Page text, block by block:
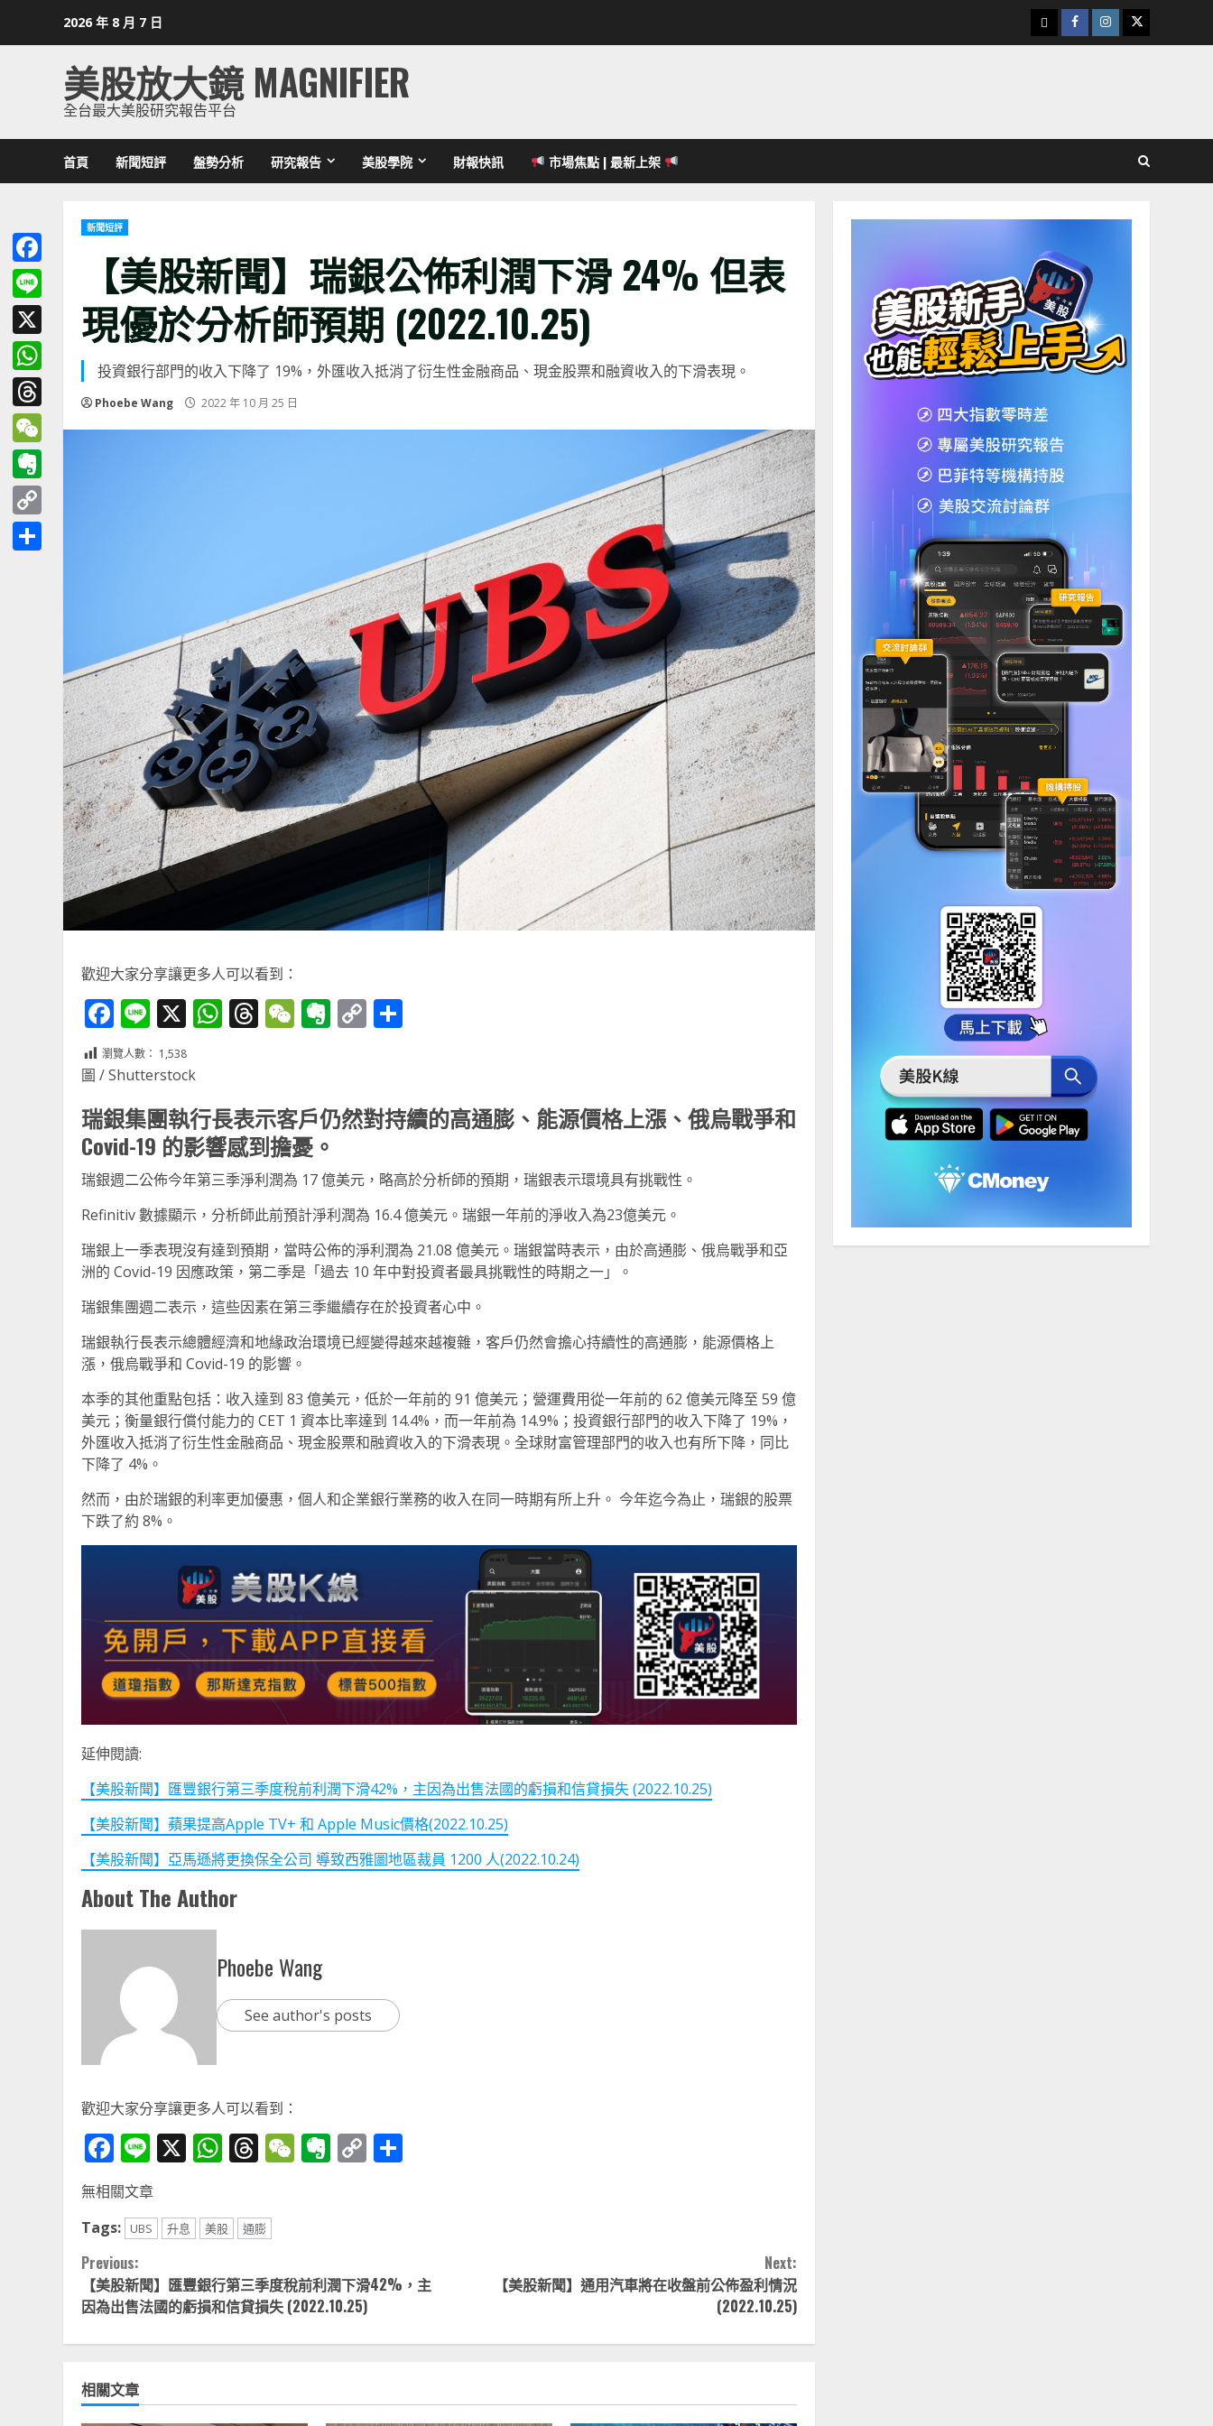
2026 年 8 月 7 日
下
載
Facebook
Instagram
Twitter
美股放大鏡 MAGNIFIER
全台最大美股研究報告平台
首頁 新聞短評 盤勢分析 研究報告 美股學院 財報快訊 市場焦點 | 最新上架
新聞短評
【美股新聞】瑞銀公佈利潤下滑 24% 但表
現優於分析師預期 (2022.10.25)
投資銀行部門的收入下降了 19%，外匯收入抵消了衍生性金融商品、現金股票和融資收入的下滑表現。
Phoebe Wang 2022 年 10 月 25 日
歡迎大家分享讓更多人可以看到：
Facebook
Line
X WhatsApp
Threads
WeChat
Evernote
Copy
瀏覽人數： 1,538
圖 / Shutterstock
瑞銀集團執行長表示客戶仍然對持續的高通膨、能源價格上漲、俄烏戰爭和
Covid-19 的影響感到擔憂。
瑞銀週二公佈今年第三季淨利潤為 17 億美元，略高於分析師的預期，瑞銀表示環境具有挑戰性。
Refinitiv 數據顯示，分析師此前預計淨利潤為 16.4 億美元。瑞銀一年前的淨收入為23億美元。
瑞銀上一季表現沒有達到預期，當時公佈的淨利潤為 21.08 億美元。瑞銀當時表示，由於高通膨、俄烏戰爭和亞
洲的 Covid-19 因應政策，第二季是「過去 10 年中對投資者最具挑戰性的時期之一」。
瑞銀集團週二表示，這些因素在第三季繼續存在於投資者心中。
瑞銀執行長表示總體經濟和地緣政治環境已經變得越來越複雜，客戶仍然會擔心持續性的高通膨，能源價格上
漲，俄烏戰爭和 Covid-19 的影響。
本季的其他重點包括：收入達到 83 億美元，低於一年前的 91 億美元；營運費用從一年前的 62 億美元降至 59 億
美元；衡量銀行償付能力的 CET 1 資本比率達到 14.4%，而一年前為 14.9%；投資銀行部門的收入下降了 19%，
外匯收入抵消了衍生性金融商品、現金股票和融資收入的下滑表現。全球財富管理部門的收入也有所下降，同比
下降了 4%。
然而，由於瑞銀的利率更加優惠，個人和企業銀行業務的收入在同一時期有所上升。 今年迄今為止，瑞銀的股票
下跌了約 8%。
延伸閱讀:
【美股新聞】匯豐銀行第三季度稅前利潤下滑42%，主因為出售法國的虧損和信貸損失 (2022.10.25)
【美股新聞】蘋果提高Apple TV+ 和 Apple Music價格(2022.10.25)
【美股新聞】亞馬遜將更換保全公司 導致西雅圖地區裁員 1200 人(2022.10.24)
About The Author
Phoebe Wang
See author's posts
歡迎大家分享讓更多人可以看到：
Facebook
Line
X WhatsApp
Threads
WeChat
Evernote
Copy
無相關文章
Tags:
UBS 升息 美股 通膨
Continue
Reading
Previous:
【美股新聞】匯豐銀行第三季度稅前利潤下滑42%，主
因為出售法國的虧損和信貸損失 (2022.10.25)
Next:
【美股新聞】通用汽車將在收盤前公佈盈利情況
(2022.10.25)
相關文章
Facebook
Line
X
WhatsApp
Threads
WeChat
Evernote
Copy